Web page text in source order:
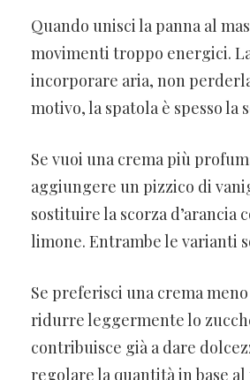
Quando unisci la panna al
movimenti troppo energici.
incorporare aria, non
motivo, la spatola è spesso la
Se vuoi una crema più
aggiungere un pizzico di
sostituire la scorza d’arancia
limone. Entrambe le varianti
Se preferisci una crema
ridurre leggermente lo
contribuisce già a dare
regolare la quantità in base